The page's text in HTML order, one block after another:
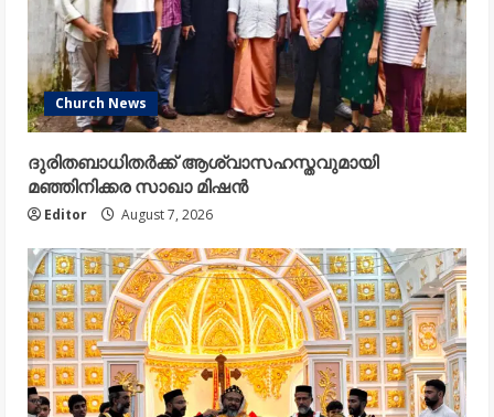
Church News
ദുരിതബാധിതർക്ക് ആശ്വാസഹസ്തവുമായി
മഞ്ഞിനിക്കര സാഖാ മിഷൻ
Editor August 7, 2026